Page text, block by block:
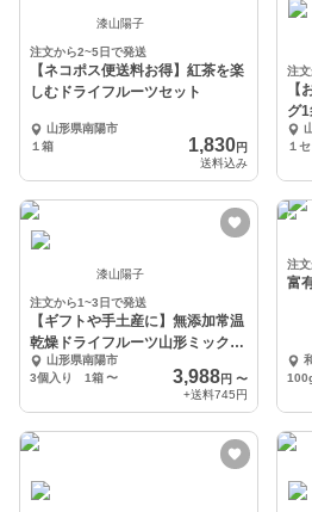
漆山陽子
注文から2~5日で発送
【ネコポス便送料お得】紅茶を楽
しむドライフルーツセット
山形県南陽市
１箱
1,830円
送料込み
注
【
グ
ー
１
漆山陽子
注文から1~3日で発送
【ギフトや手土産に】無添加常温
乾燥ドライフルーツ山形ミックス
3個セット
山形県南陽市
3個入り 1箱〜 3,988円 〜
+送料745円
注
富